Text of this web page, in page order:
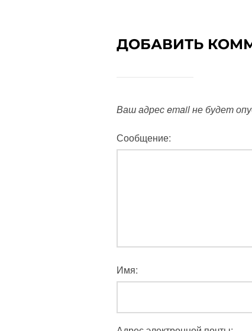
ДОБАВИТЬ
Ваш адрес email не будет
Сообщение:
Имя: